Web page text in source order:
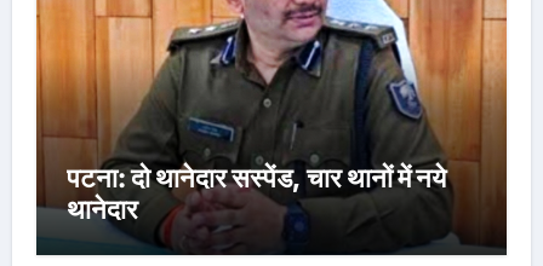
पटना: दो थानेदार सस्पेंड, चार थानों में नये
थानेदार